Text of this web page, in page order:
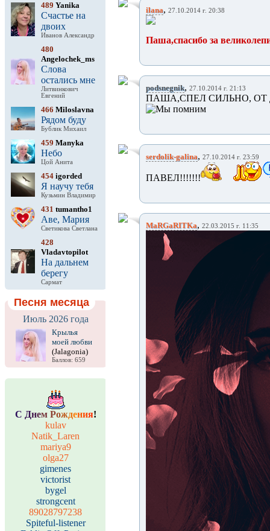
489 Yanika
Счастье на
двоих
Иванов Александр
480
Angelochek_ms
Слова
остались мне
Литвинкович
Евгений
466 Miloslavna
Рядом буду
Бублик Михаил
459 Manyka
Небо
Цой Анита
454 igorded
Я научу тебя
Кузьмин Владимир
431 tumantho1
Аве, Мария
Светикова Светлана
428
Vladavtopilot
На дальнем
берегу
Сармат
Песня месяца
Июль 2026 года
Крылья
моей любви
(Jalagonia)
Баллов: 659
С Днем Рождения!
kulav
Natik_Laren
mariya9
olga27
gimenes
victorist
bygel
strongcent
89028797238
Spiteful-listener
ilana, 27.10.2014 г. 20:38
Паша,спасибо за
podsnegnik, 27.10.2014 г. 21:13
ПАША,СПЕЛ СИЛЬНО,
serdolik-galina, 27.10.2014 г. 23:59
ПАВЕЛ!!!!!!!
MaRGaRITKa, 22.03.2015 г. 11:35